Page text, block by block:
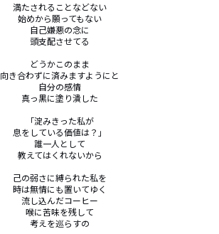
満たされることなどない
始めから願ってもない
自己嫌悪の念に
頭支配させてる
どうかこのまま
向き合わずに済みますようにと
自分の感情
真っ黒に塗り潰した
「淀みきった私が
息をしている価値は？」
誰一人として
教えてはくれないから
己の弱さに縛られた私を
時は無情にも置いてゆく
流し込んだコーヒー
喉に苦味を残して
考えを巡らすの